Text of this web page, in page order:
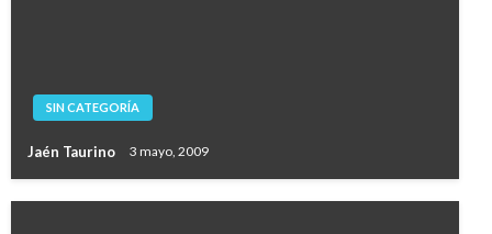
SIN CATEGORÍA
Jaén Taurino 3 mayo, 2009